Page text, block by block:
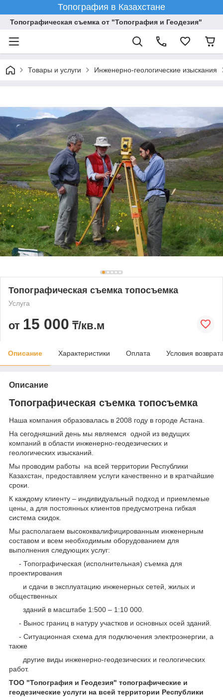
Топография в Казахстане
Топографическая съемка от "Топография и Геодезия"
Товары и услуги Инженерно-геологические изыскания
Топографическая съемка топосъемка
Услуга
от 15 000 ₸/кв.м
Описание Характеристики Оплата Условия
Описание
Топографическая съемка топосъемка
Наша компания образовалась в 2008 году в городе Астана.
На сегодняшний день мы являемся одной из ведущих
компаний в области инженерно-геодезических и
геологических изысканий.
Мы проводим работы на всей территории Республики
Казахстан, предоставляем услуги качественно и в кратчайшие
сроки.
К каждому клиенту – индивидуальный подход и приемлемые
цены, а для постоянных клиентов предусмотрена гибкая
система скидок.
Мы располагаем высококвалифицированным инженерным
составом и всем необходимым оборудованием для
выполнения следующих услуг:
- Топографическая (исполнительная) съемка для
проектирования
и сдачи в эксплуатацию инженерных сетей, жилых и
общественных
зданий в масштабе 1:500 – 1:10 000.
- Вынос границ в натуру участков и основных осей зданий.
- Ситуационная схема для подключения электроэнергии, а
также
другие виды инженерно-геодезических и геологических
работ.
ТОО "Топография и Геодезия" топографические и
геодезические услуги на всей территории Республики